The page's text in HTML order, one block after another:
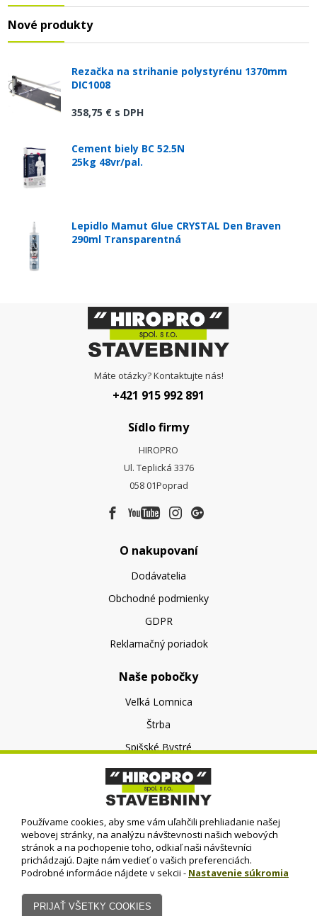
Nové produkty
Rezačka na strihanie polystyrénu 1370mm
DIC1008
358,75 € s DPH
Cement biely BC 52.5N
25kg 48vr/pal.
Lepidlo Mamut Glue CRYSTAL Den Braven
290ml Transparentná
Máte otázky? Kontaktujte nás!
+421 915 992 891
Sídlo firmy
HIROPRO
Ul. Teplická 3376
058 01Poprad
O nakupovaní
Dodávatelia
Obchodné podmienky
GDPR
Reklamačný poriadok
Naše pobočky
Veľká Lomnica
Štrba
Spišské Bystré
O nás
O spoločnosti
Kontakt
Používame cookies, aby sme vám uľahčili prehliadanie našej
webovej stránky, na analýzu návštevnosti našich webových
stránok a na pochopenie toho, odkiaľ naši návštevníci
prichádzajú. Dajte nám vedieť o vašich preferenciách.
Podrobné informácie nájdete v sekcii - Nastavenie súkromia